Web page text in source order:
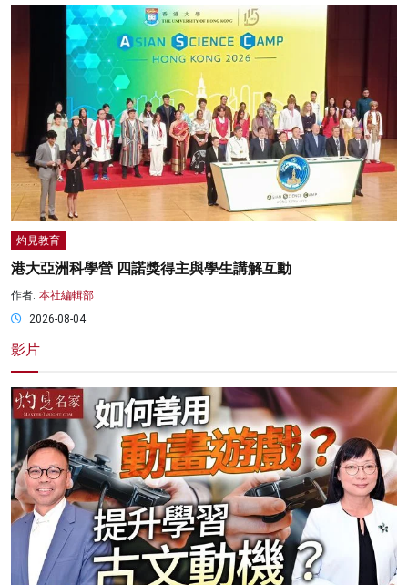
灼見教育
港大亞洲科學營 四諾獎得主與學生講解互動
作者: 本社編輯部
2026-08-04
影片